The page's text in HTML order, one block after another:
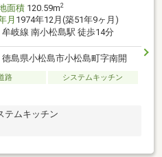
面積120.59m2
月 1974年12月(築51年9ヶ月)
牟岐線 南小松島駅 徒歩14分
徳島県小松島市小松島町字南開
路
システムキッチン
ムキッチン